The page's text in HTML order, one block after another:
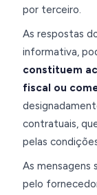
por terceiro.
As respostas
informativa,
constituem
fiscal ou
contratuais,
pelas
As mensagens
pelo